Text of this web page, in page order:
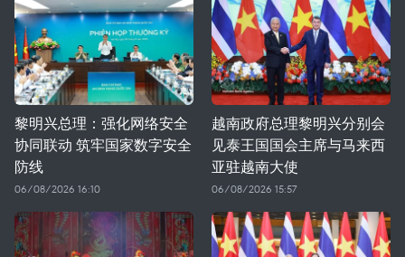
黎明兴总理：强化网络安全
协同联动 筑牢国家数字安全
防线
06/08/2026 16:10
越南政府总理黎明兴分别会
见泰王国国会主席与马来西
亚驻越南大使
06/08/2026 15:57